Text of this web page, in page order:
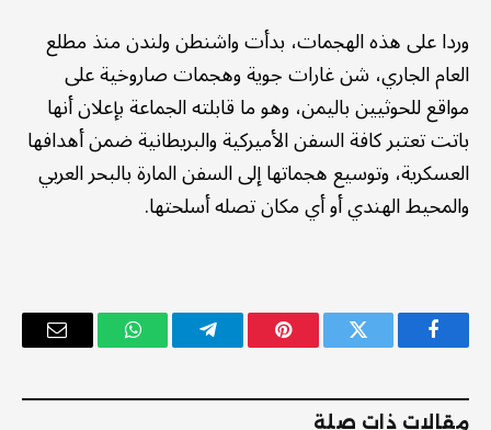
وردا على هذه الهجمات، بدأت واشنطن ولندن منذ مطلع
العام الجاري، شن غارات جوية وهجمات صاروخية على
مواقع للحوثيين باليمن، وهو ما قابلته الجماعة بإعلان أنها
باتت تعتبر كافة السفن الأميركية والبريطانية ضمن أهدافها
العسكرية، وتوسيع هجماتها إلى السفن المارة بالبحر العربي
والمحيط الهندي أو أي مكان تصله أسلحتها.
فيسبوك تويتر بينتيريستتيلقرام واتساب
البريد
مقالات ذات صلة